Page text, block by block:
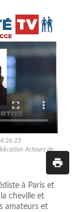
Acteurs de
à Paris et
cheville et
amateurs et